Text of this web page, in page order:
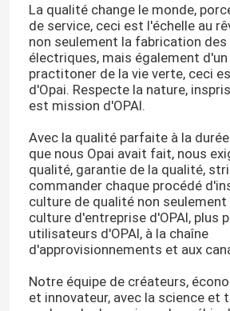
La qualité change le monde,
de service, ceci est l'échelle au
non seulement la fabrication des
électriques, mais également d'un
practitoner de la vie verte, ceci
d'Opai. Respecte la nature,
est mission d'OPAI.
Avec la qualité parfaite à la
que nous Opai avait fait, nous
qualité, garantie de la qualité,
commander chaque procédé
culture de qualité non seulement
culture d'entreprise d'OPAI, plus
utilisateurs d'OPAI, à la chaîne
d'approvisionnements et aux
Notre équipe de créateurs,
et innovateur, avec la science et